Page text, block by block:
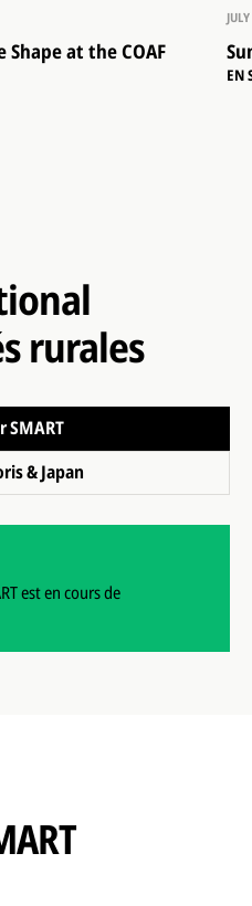
at the COAF
EN
rurales
SMART
& Japan
est en cours de